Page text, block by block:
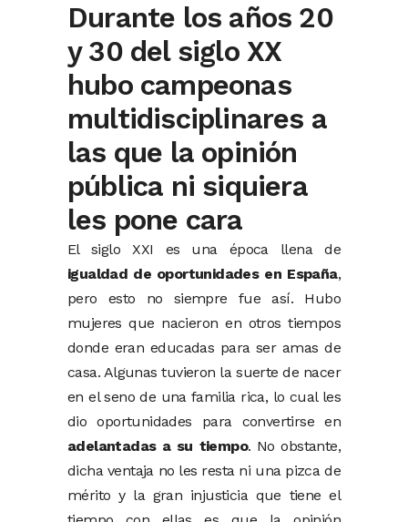
Durante los años 20
y 30 del siglo XX
hubo campeonas
multidisciplinares a
las que la opinión
pública ni siquiera
les pone cara
El siglo XXI es una época llena de
igualdad de oportunidades en España,
pero esto no siempre fue así. Hubo
mujeres que nacieron en otros tiempos
donde eran educadas para ser amas de
casa. Algunas tuvieron la suerte de nacer
en el seno de una familia rica, lo cual les
dio oportunidades para convertirse en
adelantadas a su tiempo. No obstante,
dicha ventaja no les resta ni una pizca de
mérito y la gran injusticia que tiene el